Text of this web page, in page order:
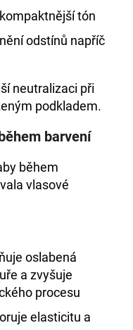
tón
odstínů napříč
neutralizaci při
podkladem.
barvení
během
vlasové
oslabená
a zvyšuje
procesu
elasticitu a